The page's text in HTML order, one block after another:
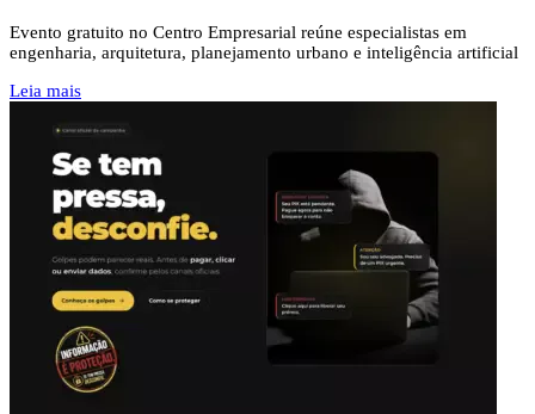
Evento gratuito no Centro Empresarial reúne especialistas em
engenharia, arquitetura, planejamento urbano e inteligência artificial
Leia mais